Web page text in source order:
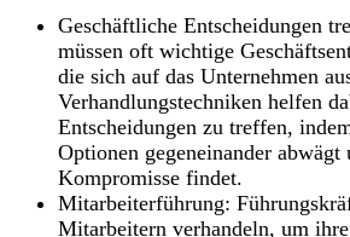
Geschäftliche Entscheidungen
müssen oft wichtige
die sich auf das Unternehmen
Verhandlungstechniken helfen
Entscheidungen zu treffen,
Optionen gegeneinander abwägt
Kompromisse findet.
Mitarbeiterführung:
Mitarbeitern verhandeln, um